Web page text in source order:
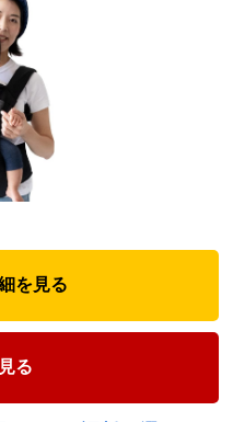
を見る
る